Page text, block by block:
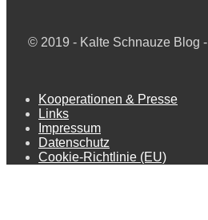
© 2019 - Kalte Schnauze Blog -
Kooperationen & Presse
Links
Impressum
Datenschutz
Cookie-Richtlinie (EU)